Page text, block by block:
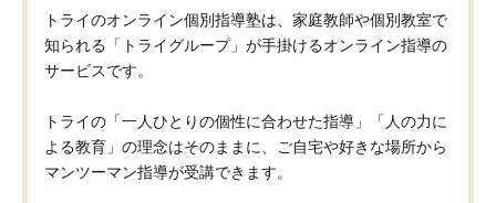
トライのオンライン個別指導塾は、家庭教師や個別教室で
知られる「トライグループ」が手掛けるオンライン指導の
サービスです。
トライの「一人ひとりの個性に合わせた指導」「人の力に
よる教育」の理念はそのままに、ご自宅や好きな場所から
マンツーマン指導が受講できます。